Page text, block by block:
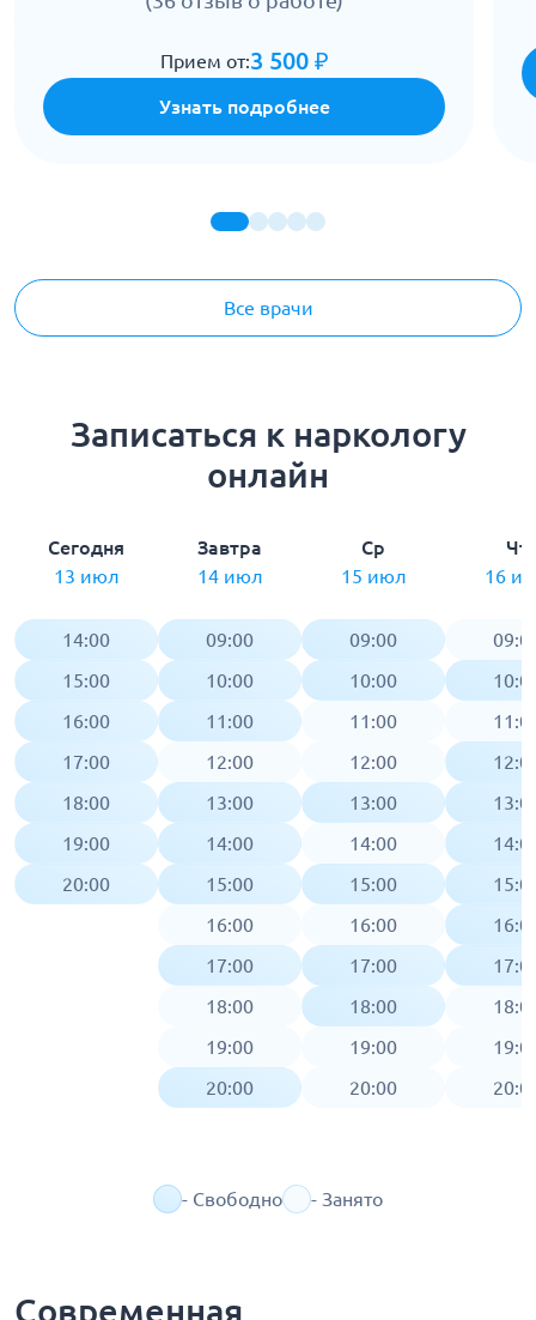
Все врачи
Прием от:3 500 ₽
Узнать подробнее
Записаться к наркологу
онлайн
Сегодня
13 июл
14:00
15:00
16:00
17:00
18:00
19:00
20:00
Завтра
14 июл
09:00
10:00
11:00
12:00
13:00
14:00
15:00
16:00
17:00
18:00
19:00
20:00
Ср
15 июл
09:00
10:00
11:00
12:00
13:00
14:00
15:00
16:00
17:00
18:00
19:00
20:00
Чт
16
- Свободно - Занято
Современная